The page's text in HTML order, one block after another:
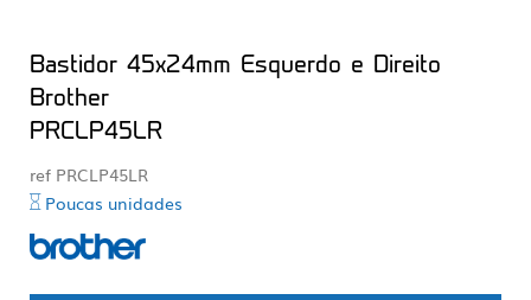
Bastidor 45x24mm Esquerdo e Direito
Brother
PRCLP45LR
ref PRCLP45LR
Poucas unidades